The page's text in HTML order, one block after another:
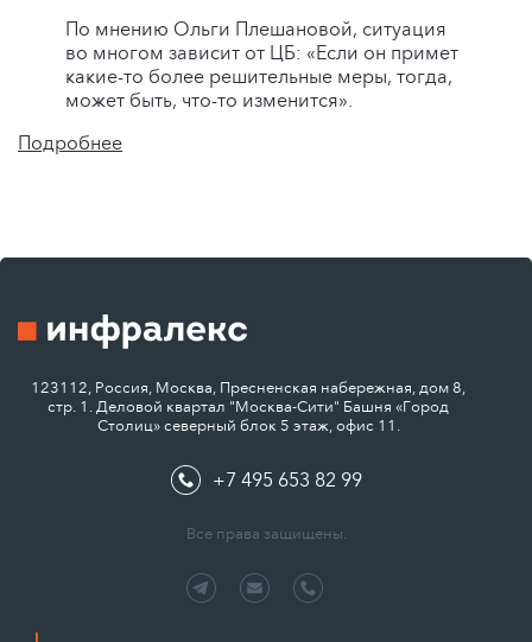
По мнению Ольги Плешановой, ситуация
во многом зависит от ЦБ: «Если он примет
какие-то более решительные меры, тогда,
может быть, что-то изменится».
Подробнее
123112, Россия, Москва, Пресненская набережная, дом 8,
стр. 1. Деловой квартал "Москва-Сити" Башня «Город
Столиц» северный блок 5 этаж, офис 11.
+7 495 653 82 99
Все права защищены.